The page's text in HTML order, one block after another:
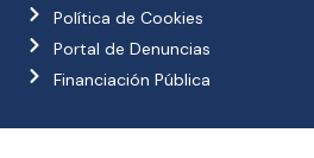
Política de Cookies
Portal de Denuncias
Financiación Pública